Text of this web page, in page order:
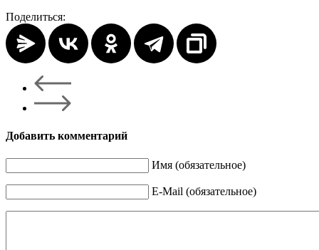
Поделиться:
Добавить комментарий
Имя (обязательное)
E-Mail (обязательное)